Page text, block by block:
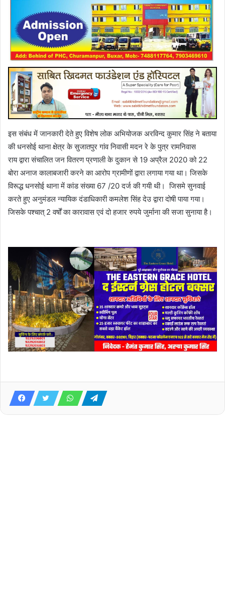
इस संबंध में जानकारी देते हुए विशेष लोक अभियोजक अरविन्द कुमार सिंह ने बताया
की धनसोई थाना क्षेत्र के सुजातपुर गांव निवासी मदन रे के पुत्र रामनिवास
राय द्वारा संचालित जन वितरण प्रणाली के दुकान से 19 अप्रैल 2020 को 22
बोरा अनाज कालाबजारी करने का आरोप ग्रामीणों द्वारा लगाया गया था। जिसके
विरूद्ध धनसोई थाना में कांड संख्या 67 /20 दर्ज की गयी थी। जिसमे सुनवाई
करते हुए अनुमंडल न्यायिक दंडाधिकारी कमलेश सिंह देउ द्वारा दोषी पाया गया।
जिसके पश्चात् 2 वर्षों का कारावास एवं दो हजार रुपये जुर्माना की सजा सुनाया है।